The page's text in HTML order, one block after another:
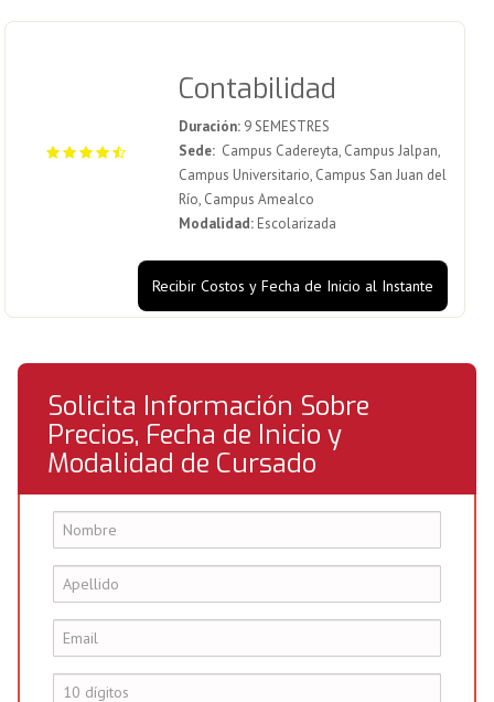
Contabilidad
Duración:9 SEMESTRES
Sede:Campus Cadereyta, Campus Jalpan,
Campus Universitario, Campus San Juan del
Río, Campus Amealco
Modalidad:Escolarizada
Recibir Costos y Fecha de Inicio al Instante
Solicita Información Sobre
Precios, Fecha de Inicio y
Modalidad de Cursado